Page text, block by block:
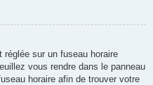
réglée sur un fuseau horaire
vous rendre dans le panneau
horaire afin de trouver votre